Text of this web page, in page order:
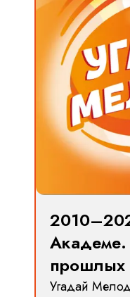
прошлых
Угадай